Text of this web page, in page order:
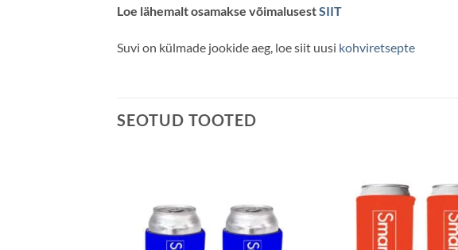
Loe lähemalt osamakse võimalusestSIIT
Suvi on külmade jookide aeg, loe siit uusi kohviretsepte
SEOTUD TOOTED